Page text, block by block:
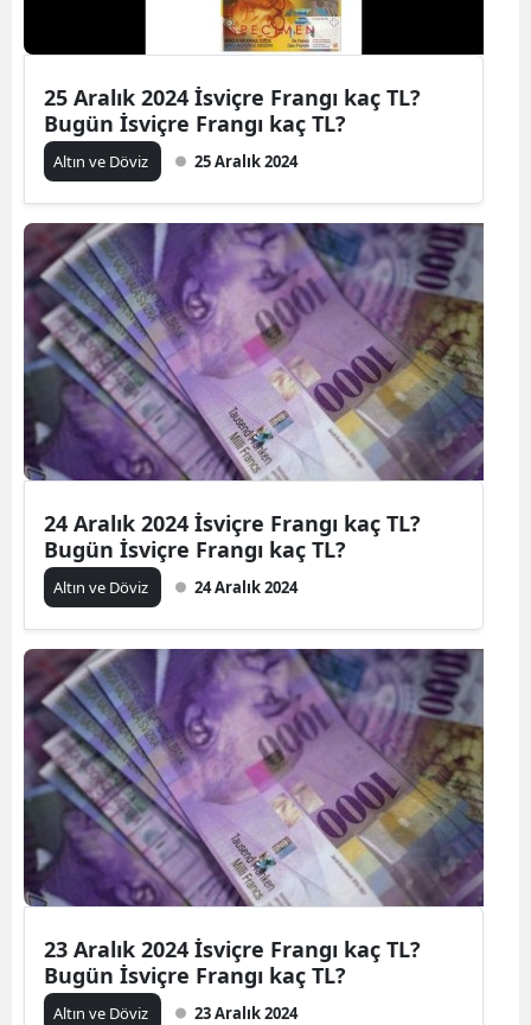
25 Aralık 2024 İsviçre Frangı kaç TL?
Bugün İsviçre Frangı kaç TL?
Altın ve Döviz 25 Aralık 2024
24 Aralık 2024 İsviçre Frangı kaç TL?
Bugün İsviçre Frangı kaç TL?
Altın ve Döviz 24 Aralık 2024
23 Aralık 2024 İsviçre Frangı kaç TL?
Bugün İsviçre Frangı kaç TL?
Altın ve Döviz 23 Aralık 2024